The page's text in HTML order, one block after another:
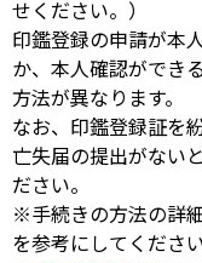
せください。）
印鑑登録の申請が本
か、本人確認ができ
方法が異なります。
なお、印鑑登録証を
亡失届の提出がない
ださい。
※手続きの方法の詳
を参考にしてください